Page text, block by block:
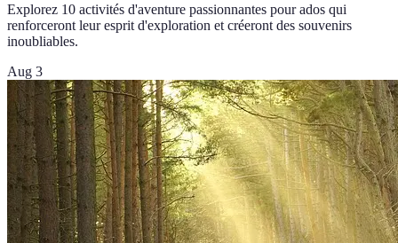
Explorez 10 activités d'aventure passionnantes pour ados qui
renforceront leur esprit d'exploration et créeront des souvenirs
inoubliables.
Aug 3